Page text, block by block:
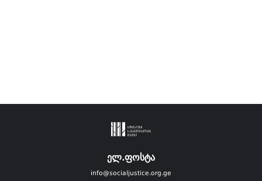
ელ.ფოსტა
info@socialjustice.org.ge